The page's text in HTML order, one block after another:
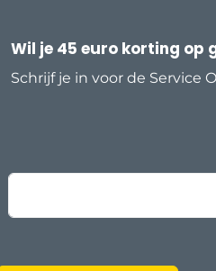
Wil je 45 euro korting op
Schrijf je in voor de Service